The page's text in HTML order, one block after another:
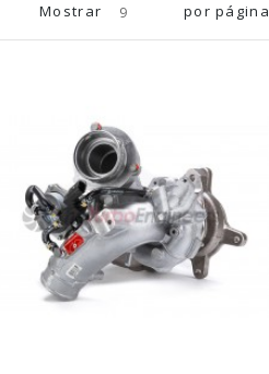
Mostrar 9 por página